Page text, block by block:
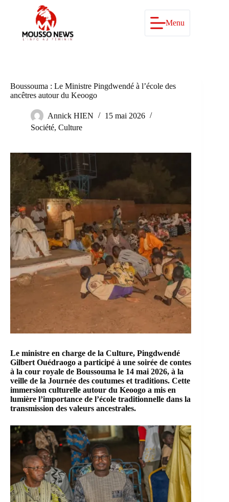
Menu
Boussouma : Le Ministre Pingdwendé à l’école des
ancêtres autour du Keoogo
Annick HIEN
15 mai 2026
Société, Culture
Le ministre en charge de la Culture, Pingdwendé
Gilbert Ouédraogo a participé à une soirée de contes
à la cour royale de Boussouma le 14 mai 2026, à la
veille de la Journée des coutumes et traditions. Cette
immersion culturelle autour du Keoogo a mis en
lumière l’importance de l’école traditionnelle dans la
transmission des valeurs ancestrales.